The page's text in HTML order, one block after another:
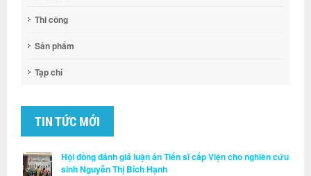
Thi công
Sản phẩm
Tạp chí
TIN TỨC MỚI
Hội đồng đánh giá luận án Tiến sĩ cấp Viện cho nghiên cứu
sinh Nguyễn Thị Bích Hạnh